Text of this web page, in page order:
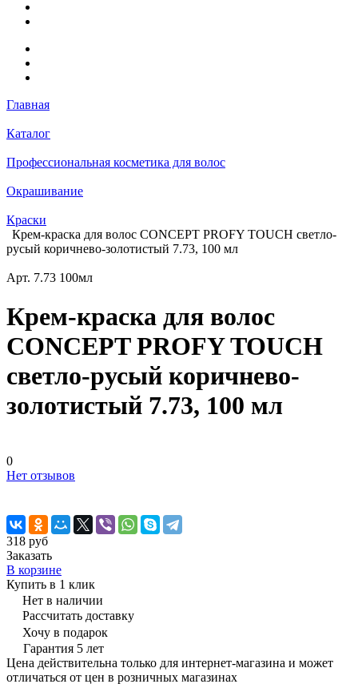
Главная
Каталог
Профессиональная косметика для волос
Окрашивание
Краски
Крем-краска для волос CONCEPT PROFY TOUCH светло-
русый коричнево-золотистый 7.73, 100 мл
Арт. 7.73 100мл
Крем-краска для волос
CONCEPT PROFY TOUCH
светло-русый коричнево-
золотистый 7.73, 100 мл
0
Нет отзывов
318 руб
Заказать
В корзине
Купить в 1 клик
Нет в наличии
Рассчитать доставку
Хочу в подарок
Гарантия 5 лет
Цена действительна только для интернет-магазина и может
отличаться от цен в розничных магазинах